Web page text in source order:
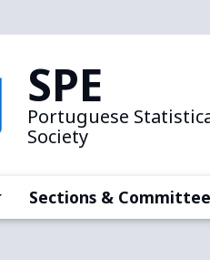
SPE
Portuguese
Society
Sections &